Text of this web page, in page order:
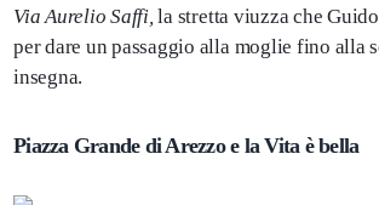
Via Aurelio Saffi, la stretta viuzza che
per dare un passaggio alla moglie fino alla
insegna.
Piazza Grande di Arezzo e la Vita è bella